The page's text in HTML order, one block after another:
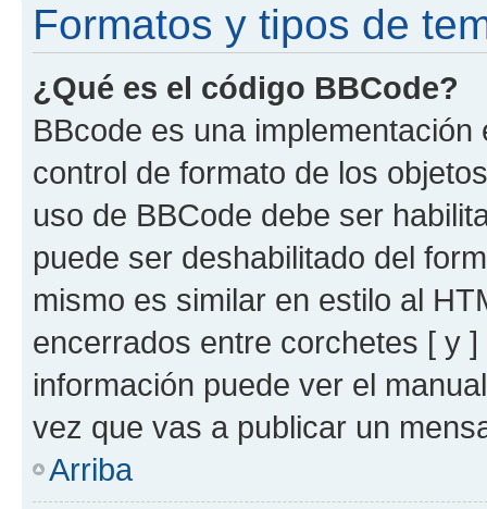
Formatos y tipos de
¿Qué es el código BBCode?
BBcode es una
control de formato de los
uso de BBCode debe ser
puede ser deshabilitado del
mismo es similar en estilo al
encerrados entre corchetes [ y
información puede ver el
vez que vas a publicar un
Arriba